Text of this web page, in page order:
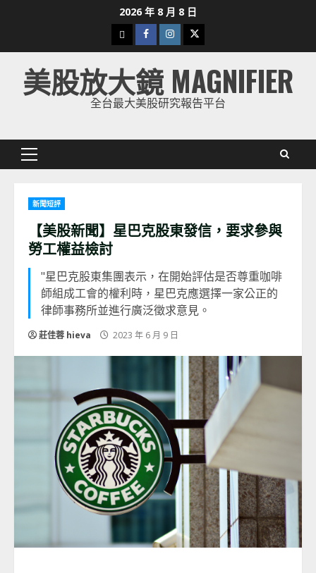
2026 年 8 月 8 日
下
載
美
股
Facebook
Instagram
Twitter
美股放大鏡 MAGNIFIER
全台最大美股研究報告平台
Primary
新聞短評
【美股新聞】星巴克股東發信，要求參與
勞工權益檢討
"星巴克股東集團表示，在開始評估是否尊重咖啡
師組成工會的權利時，星巴克應選擇一家公正的
律師事務所並進行廣泛徵求意見。
莊佳蓉 hieva 2023 年 6 月 9 日